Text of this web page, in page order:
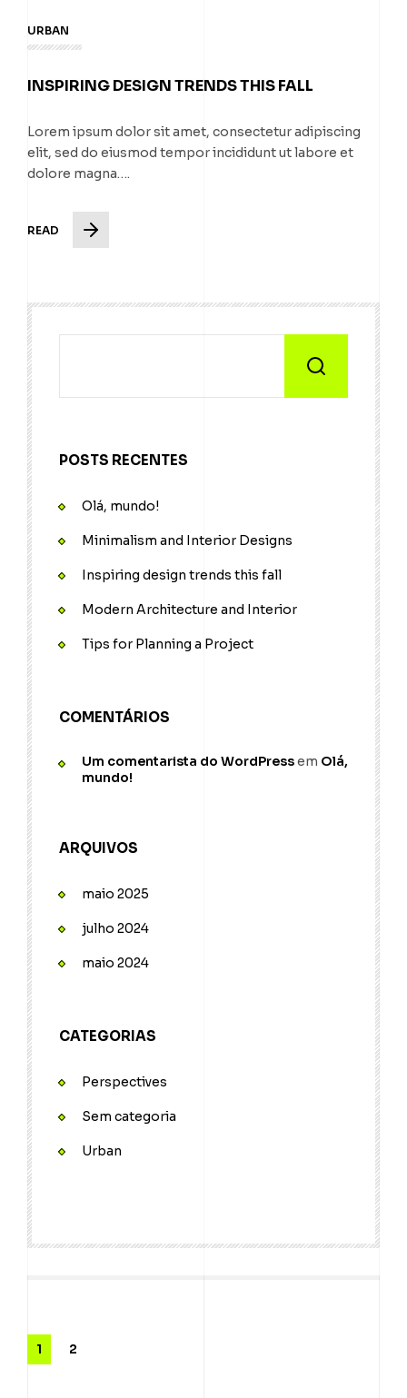
URBAN
INSPIRING DESIGN TRENDS THIS FALL
Lorem ipsum dolor sit amet, consectetur adipiscing
elit, sed do eiusmod tempor incididunt ut labore et
dolore magna….
READ
POSTS RECENTES
Olá, mundo!
Minimalism and Interior Designs
Inspiring design trends this fall
Modern Architecture and Interior
Tips for Planning a Project
COMENTÁRIOS
Um comentarista do WordPressem Olá,
mundo!
ARQUIVOS
maio 2025
julho 2024
maio 2024
CATEGORIAS
Perspectives
Sem categoria
Urban
1 2